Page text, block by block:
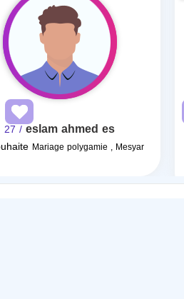
eslam ahmed es
/ 27
Mariage polygamie , Mesyar